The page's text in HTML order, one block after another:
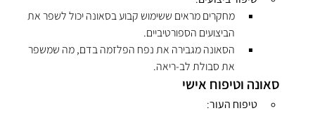
מחקרים מראים ששימוש קבוע בסאונה יכול לשפר את
הביצועים הספורטיביים.
הסאונה מגבירה את נפח הפלזמה בדם, מה שמשפר
את סבולת לב-ריאה.
סאונה וטיפוח אישי
טיפוח העור: